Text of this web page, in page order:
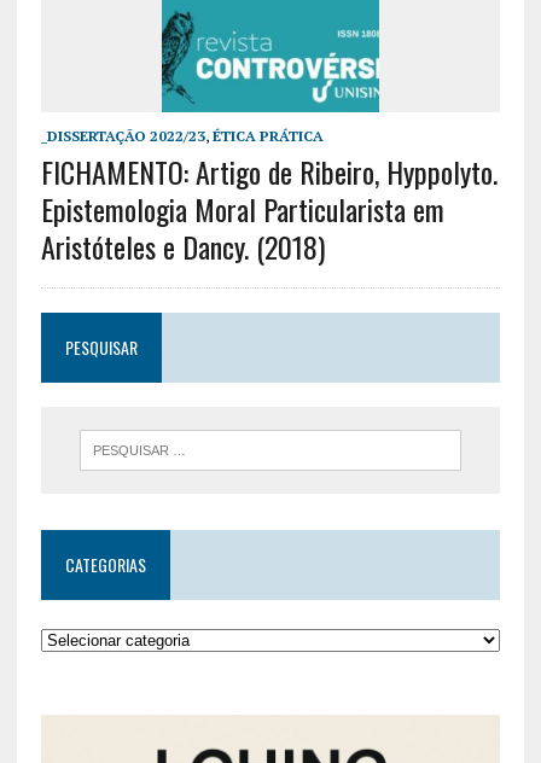
_DISSERTAÇÃO 2022/23, ÉTICA PRÁTICA
FICHAMENTO: Artigo de Ribeiro, Hyppolyto.
Epistemologia Moral Particularista em
Aristóteles e Dancy. (2018)
PESQUISAR
CATEGORIAS